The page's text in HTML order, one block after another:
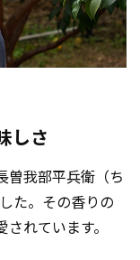
しさ
曽我部平兵衛（ち
た。その香りの
れています。